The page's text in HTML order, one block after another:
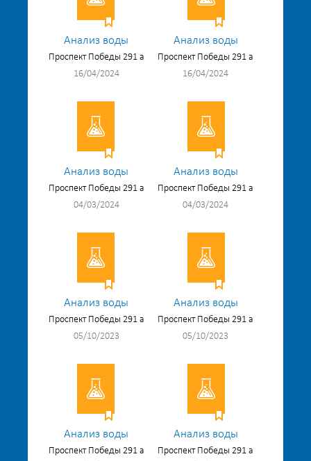
Анализ воды
Проспект Победы 291 а
16/04/2024
Анализ воды
Проспект Победы 291 а
16/04/2024
Анализ воды
Проспект Победы 291 а
04/03/2024
Анализ воды
Проспект Победы 291 а
04/03/2024
Анализ воды
Проспект Победы 291 а
05/10/2023
Анализ воды
Проспект Победы 291 а
05/10/2023
Анализ воды
Проспект Победы 291 а
Анализ воды
Проспект Победы 291 а